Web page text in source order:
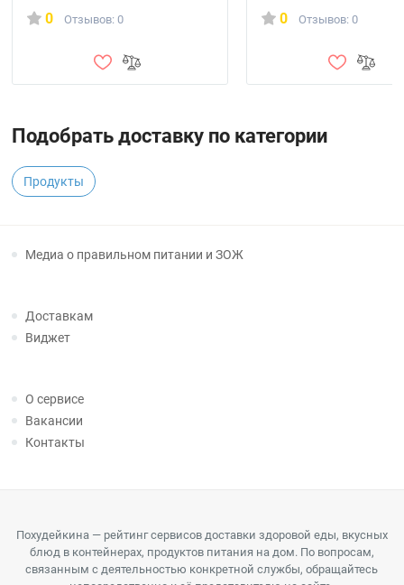
0 Отзывов: 0 0 Отзывов: 0
Подобрать доставку по категории
Продукты
Медиа о правильном питании и ЗОЖ
Доставкам
Виджет
О сервисе
Вакансии
Контакты
Похудейкина — рейтинг сервисов доставки здоровой еды, вкусных
блюд в контейнерах, продуктов питания на дом. По вопросам,
связанным с деятельностью конкретной службы, обращайтесь